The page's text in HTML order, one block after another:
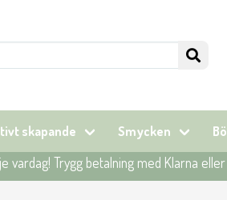
skapande Smycken
vardag! Trygg betalning med Klarna